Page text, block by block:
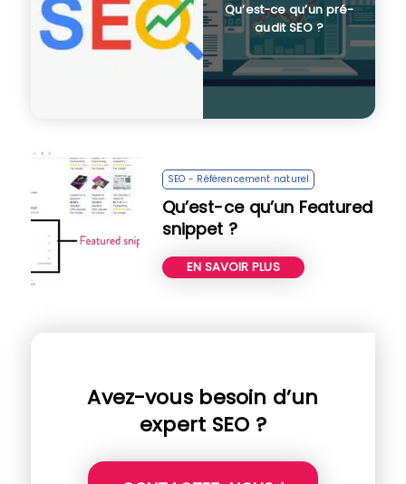
Qu’est-ce qu’un pré-
audit SEO ?
SEO - Référencement naturel
Qu’est-ce qu’un Featured
snippet ?
EN SAVOIR PLUS
Avez-vous besoin d’un
expert SEO ?